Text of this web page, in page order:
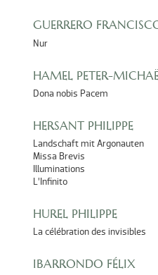
GUERRERO
Nur
HAMEL PETER-
Dona nobis Pacem
HERSANT PHILIPPE
Landschaft mit Argonauten
Missa Brevis
Illuminations
L’Infinito
HUREL PHILIPPE
La célébration des invisibles
IBARRONDO FÉLIX